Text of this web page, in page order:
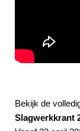
Bekijk de
Slagwerkkrant